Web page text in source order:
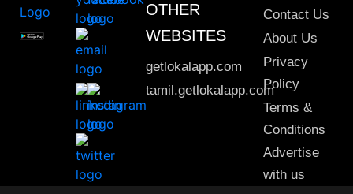
OTHER
WEBSITES
getlokalapp.com
tamil.getlokalapp.com
Contact Us
About Us
Privacy
Policy
Terms &
Conditions
Advertise
with us